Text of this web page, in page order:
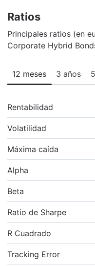
Ratios
Principales ratios (en
Corporate Hybrid
12 meses 3 años
Rentabilidad
Volatilidad
Máxima caída
Alpha
Beta
Ratio de Sharpe
R Cuadrado
Tracking Error